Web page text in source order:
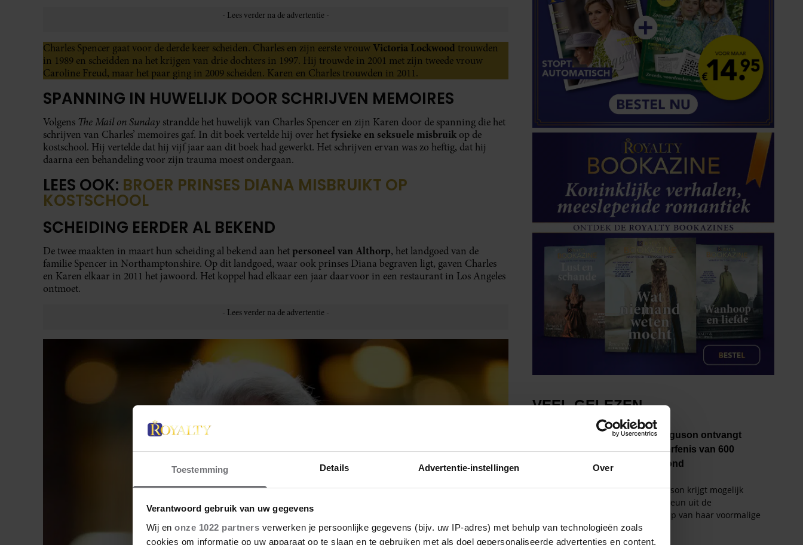
Toestemming Details Advertentie-instellingen Over
Verantwoord gebruik van uw gegevens
Wij en onze 1022 partners verwerken je persoonlijke gegevens (bijv. uw IP-adres) met behulp van technologieën zoals
cookies om informatie op uw apparaat op te slaan en te gebruiken met als doel gepersonaliseerde advertenties en content,
Charles Spencer gaat voor de derde keer scheiden. Charles en zijn eerste vrouwVictoria Lockwood trouwden
in 1989 en scheidden na het krijgen van drie dochters in 1997. Hij trouwde in 2001 met zijn tweede vrouw
Caroline Freud, maar het paar ging in 2009 scheiden. Karen en Charles trouwden in 2011.
SPANNING IN HUWELIJK DOOR SCHRIJVEN MEMOIRES
Volgens The Mail on Sunday strandde het huwelijk van Charles Spencer en zijn Karen door de spanning die het
schrijven van Charles’ memoires gaf. In dit boek vertelde hij over het fysieke en seksuele misbruik op de
kostschool. Hij vertelde dat hij vijf jaar aan dit boek had gewerkt. Het schrijven ervan was zo heftig, dat hij
daarna een behandeling voor zijn trauma moest ondergaan.
LEES OOK: BROER PRINSES DIANA MISBRUIKT OP
KOSTSCHOOL
SCHEIDING EERDER AL BEKEND
De twee maakten in maart hun scheiding al bekend aan het personeel van Althorp, het landgoed van de
familie Spencer in Northamptonshire. Op dit landgoed, waar ook prinses Diana begraven ligt, gaven Charles
en Karen elkaar in 2011 het jawoord. Het koppel had elkaar een jaar daarvoor in een restaurant in Los Angeles
ontmoet.